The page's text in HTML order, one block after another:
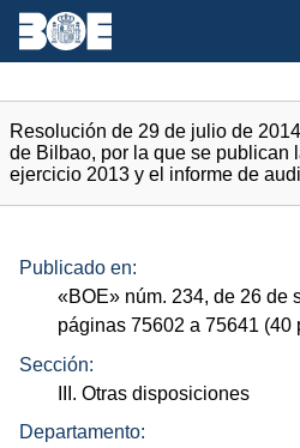
Resolución de 29 de julio de
de Bilbao, por la que se publican
ejercicio 2013 y el informe de
Publicado en:
«BOE» núm. 234, de 26 de
páginas 75602 a 75641 (40
Sección:
III. Otras disposiciones
Departamento: